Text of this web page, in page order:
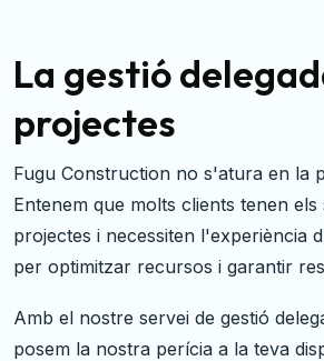
La gestió
projectes
Fugu Construction no s'atura en la
Entenem que molts clients tenen els
projectes i necessiten l'experiència
per optimitzar recursos i garantir
Amb el nostre servei de gestió
posem la nostra perícia a la teva